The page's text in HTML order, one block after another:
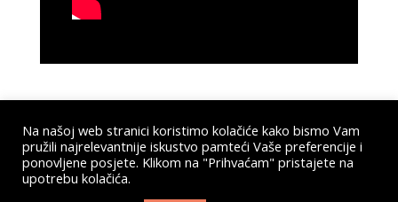
Submit a Comment
You must belogged in
Na našoj web stranici koristimo kolačiće kako bismo Vam
pružili najrelevantnije iskustvo pamteći Vaše preferencije i
ponovljene posjete. Klikom na "Prihvaćam" pristajete na
upotrebu kolačića.